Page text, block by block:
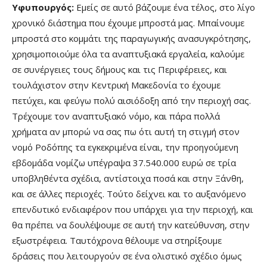
Υφυπουργός: Εμείς σε αυτό βάζουμε ένα τέλος, στο λίγο
χρονικό διάστημα που έχουμε μπροστά μας. Μπαίνουμε
μπροστά στο κομμάτι της παραγωγικής ανασυγκρότησης,
χρησιμοποιούμε όλα τα αναπτυξιακά εργαλεία, καλούμε
σε συνέργειες τους δήμους και τις Περιφέρειες, και
τουλάχιστον στην Κεντρική Μακεδονία το έχουμε
πετύχει, και φεύγω πολύ αισιόδοξη από την περιοχή σας.
Τρέχουμε τον αναπτυξιακό νόμο, και πάρα πολλά
χρήματα αν μπορώ να σας πω ότι αυτή τη στιγμή στον
νομό Ροδόπης τα εγκεκριμένα είναι, την προηγούμενη
εβδομάδα νομίζω υπέγραψα 37.540.000 ευρώ σε τρία
υποβληθέντα σχέδια, αντίστοιχα ποσά και στην Ξάνθη,
και σε άλλες περιοχές. Τούτο δείχνει και το αυξανόμενο
επενδυτικό ενδιαφέρον που υπάρχει για την περιοχή, και
θα πρέπει να δουλέψουμε σε αυτή την κατεύθυνση, στην
εξωστρέφεια. Ταυτόχρονα θέλουμε να στηρίξουμε
δράσεις που λειτουργούν σε ένα ολιστικό σχέδιο όμως